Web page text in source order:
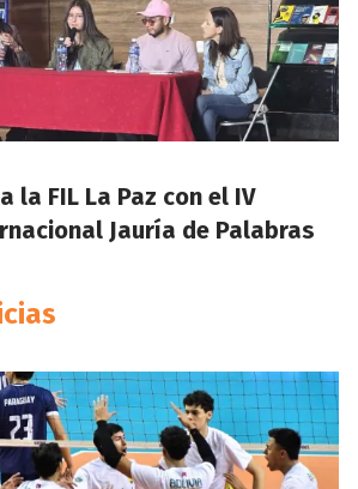
la FIL La Paz con el IV
Jauría de Palabras